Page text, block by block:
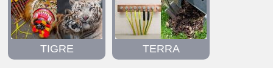
TIGRE TERRA